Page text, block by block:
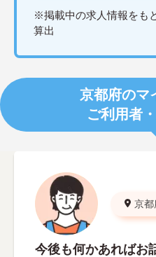
※掲載中の求人情報をも
算出
京都府のマ
ご利用者
京都
今後も何かあればお